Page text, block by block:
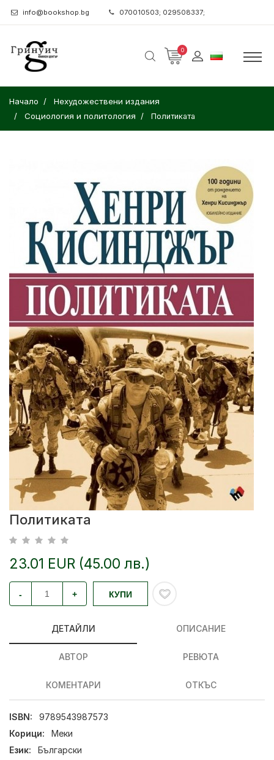
info@bookshop.bg 070010503; 029508337;
0
Начало
Нехудожествени издания
Социология и политология
Политиката
Политиката
23.01 EUR (45.00 лв.)
- + КУПИ
ДЕТАЙЛИ ОПИСАНИЕ
АВТОР РЕВЮТА
КОМЕНТАРИ ОТКЪС
ISBN:
9789543987573
Корици:
Меки
Език:
Български